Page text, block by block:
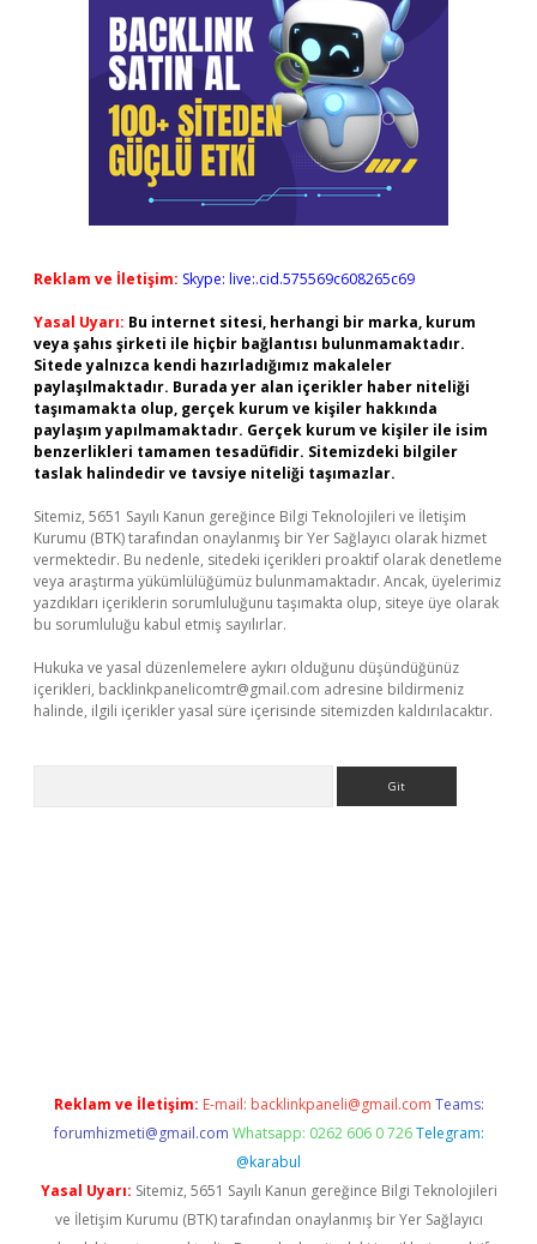
Reklam ve İletişim: Skype: live:.cid.575569c608265c69
Yasal Uyarı: Bu internet sitesi, herhangi bir marka, kurum
veya şahıs şirketi ile hiçbir bağlantısı bulunmamaktadır.
Sitede yalnızca kendi hazırladığımız makaleler
paylaşılmaktadır. Burada yer alan içerikler haber niteliği
taşımamakta olup, gerçek kurum ve kişiler hakkında
paylaşım yapılmamaktadır. Gerçek kurum ve kişiler ile isim
benzerlikleri tamamen tesadüfidir. Sitemizdeki bilgiler
taslak halindedir ve tavsiye niteliği taşımazlar.
Sitemiz, 5651 Sayılı Kanun gereğince Bilgi Teknolojileri ve İletişim
Kurumu (BTK) tarafından onaylanmış bir Yer Sağlayıcı olarak hizmet
vermektedir. Bu nedenle, sitedeki içerikleri proaktif olarak denetleme
veya araştırma yükümlülüğümüz bulunmamaktadır. Ancak, üyelerimiz
yazdıkları içeriklerin sorumluluğunu taşımakta olup, siteye üye olarak
bu sorumluluğu kabul etmiş sayılırlar.
Hukuka ve yasal düzenlemelere aykırı olduğunu düşündüğünüz
içerikleri, backlinkpanelicomtr@gmail.com adresine bildirmeniz
halinde, ilgili içerikler yasal süre içerisinde sitemizden kaldırılacaktır.
Reklam ve İletişim: E-mail: backlinkpaneli@gmail.com Teams:
forumhizmeti@gmail.com Whatsapp: 0262 606 0 726 Telegram:
@karabul
Yasal Uyarı: Sitemiz, 5651 Sayılı Kanun gereğince Bilgi Teknolojileri
ve İletişim Kurumu (BTK) tarafından onaylanmış bir Yer Sağlayıcı